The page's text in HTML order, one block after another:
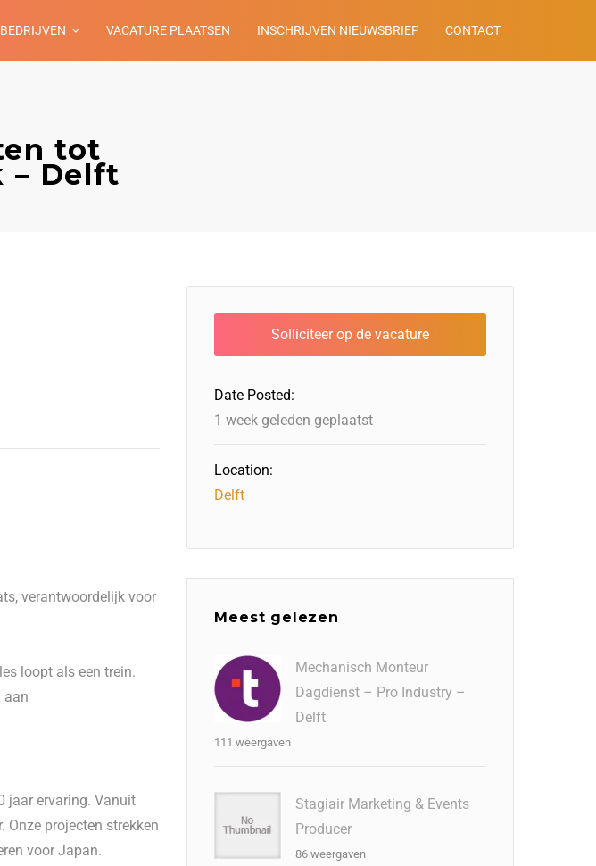
BEDRIJVEN VACATURE PLAATSEN INSCHRIJVEN NIEUWSBRIEF CONTACT
tot
– Delft
verantwoordelijk voor
loopt als een trein.
aan
jaar ervaring. Vanuit
projecten strekken
voor Japan.
Date Posted:
1 week geleden geplaatst
Location:
Delft
Meest gelezen
Mechanisch Monteur
Dagdienst – Pro Industry –
Delft
111 weergaven
Stagiair Marketing & Events
Producer
86 weergaven